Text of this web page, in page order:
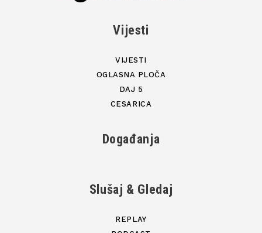
Vijesti
VIJESTI
OGLASNA PLOČA
DAJ 5
CESARICA
Događanja
Slušaj & Gledaj
REPLAY